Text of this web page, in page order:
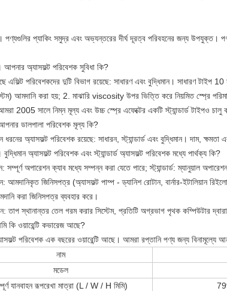
প্যাকিং সমুদ্র এবং অভ্যন্তরের দীর্ঘ দূরত্ব পরিবহনের জন্য উপযুক্ত।
আপনার অ্যাসফল্ট পরিবেশক সুবিধা কি?
এফিল্ট পরিবেশকদের দুটি বিভাগ রয়েছে: সাধারণ এবং বুদ্ধিমান। সাধারণ টাইপ 10
আমদানি করা হয়; 2. মাঝারি viscosity উপর ভিত্তি করে নিয়মিত স্প্রে
2005 সালে নিম্ন মূল্য এবং উচ্চ স্প্রে এফেক্টের একটি স্ট্যান্ডার্ড টাইপও চালু
ডালপালা পরিবেশক মূল্য কি?
অ্যাসফল্ট পরিবেশক রয়েছে: সাধারন, স্ট্যান্ডার্ড এবং বুদ্ধিমান। দাম, ক্ষমতা
বুদ্ধিমান অ্যাসফল্ট পরিবেশক এবং স্ট্যান্ডার্ড অ্যাসফল্ট পরিবেশক মধ্যে পার্থক্য কি?
সম্পূর্ণ অপারেশন ক্যাব মধ্যে সম্পন্ন করা যেতে পারে; স্ট্যান্ডার্ড: ম্যানুয়াল
আমদানিকৃত জিনিসপত্র (অ্যাসফল্ট পাম্প - ড্যানিশ রোটান, বার্নার-ইটালিয়ান
করা জিনিসপত্র ব্যবহার করে।
তাপ স্থানান্তর তেল গরম করার সিস্টেম, প্রতিটি অগ্রভাগ পৃথক কম্পিউটার দ্বারা
কি ওয়ারেন্টি কভারেজ আছে?
পরিবেশক এক বছরের ওয়ারেন্টি আছে। আমরা রপ্তানি পণ্য জন্য বিনামূল্যে
নাম
মডেল
যানবাহন রূপরেখা মাত্রা (L / W / H মিমি)